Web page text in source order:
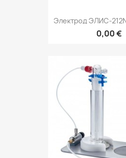
Электрод ЭЛИС-
0,00 €